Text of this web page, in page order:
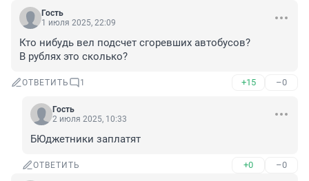
Гость
1 июля 2025, 22:09
Кто нибудь вел подсчет сгоревших автобусов?
В рублях это сколько?
ОТВЕТИТЬ 1 +15 –0
Гость
2 июля 2025, 10:33
БЮджетники заплатят
ОТВЕТИТЬ +0 –0